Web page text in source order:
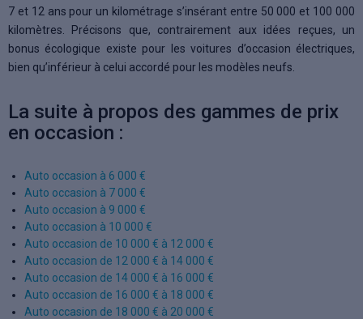
7 et 12 ans pour un kilométrage s’insérant entre 50 000 et 100 000
kilomètres. Précisons que, contrairement aux idées reçues, un
bonus écologique existe pour les voitures d’occasion électriques,
bien qu’inférieur à celui accordé pour les modèles neufs.
La suite à propos des gammes de prix
en occasion :
Auto occasion à 6 000 €
Auto occasion à 7 000 €
Auto occasion à 9 000 €
Auto occasion à 10 000 €
Auto occasion de 10 000 € à 12 000 €
Auto occasion de 12 000 € à 14 000 €
Auto occasion de 14 000 € à 16 000 €
Auto occasion de 16 000 € à 18 000 €
Auto occasion de 18 000 € à 20 000 €